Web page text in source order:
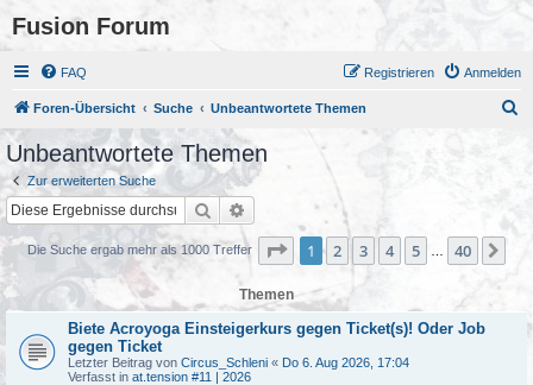
Fusion Forum
FAQ Anmelden
Registrieren
Foren-Übersicht Suche Unbeantwortete Themen
Unbeantwortete Themen
Zur erweiterten Suche
Suche Erweiterte Suche
Die Suche ergab mehr als 1000 Treffer Seite 1von 40
1 2 3 4 5 40
Themen
Biete Acroyoga Einsteigerkurs gegen Ticket(s)! Oder Job
gegen Ticket
Letzter Beitrag von Circus_Schleni « Do 6. Aug 2026, 17:04
Verfasst in at.tension #11 | 2026